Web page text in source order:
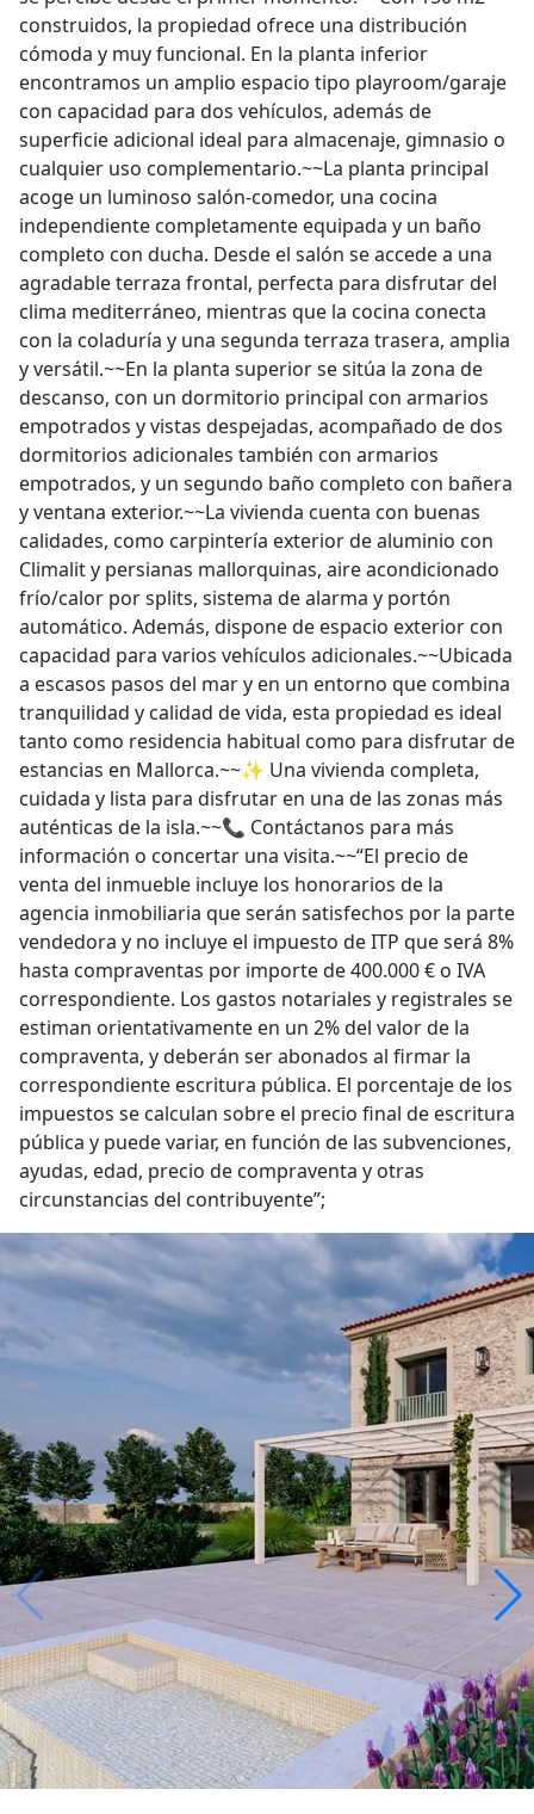
construidos, la propiedad ofrece una distribución
cómoda y muy funcional. En la planta inferior
encontramos un amplio espacio tipo playroom/garaje
con capacidad para dos vehículos, además de
superficie adicional ideal para almacenaje, gimnasio o
cualquier uso complementario.~~La planta principal
acoge un luminoso salón-comedor, una cocina
independiente completamente equipada y un baño
completo con ducha. Desde el salón se accede a una
agradable terraza frontal, perfecta para disfrutar del
clima mediterráneo, mientras que la cocina conecta
con la coladuría y una segunda terraza trasera, amplia
y versátil.~~En la planta superior se sitúa la zona de
descanso, con un dormitorio principal con armarios
empotrados y vistas despejadas, acompañado de dos
dormitorios adicionales también con armarios
empotrados, y un segundo baño completo con bañera
y ventana exterior.~~La vivienda cuenta con buenas
calidades, como carpintería exterior de aluminio con
Climalit y persianas mallorquinas, aire acondicionado
frío/calor por splits, sistema de alarma y portón
automático. Además, dispone de espacio exterior con
capacidad para varios vehículos adicionales.~~Ubicada
a escasos pasos del mar y en un entorno que combina
tranquilidad y calidad de vida, esta propiedad es ideal
tanto como residencia habitual como para disfrutar de
estancias en Mallorca.~~✨ Una vivienda completa,
cuidada y lista para disfrutar en una de las zonas más
auténticas de la isla.~~📞 Contáctanos para más
información o concertar una visita.~~“El precio de
venta del inmueble incluye los honorarios de la
agencia inmobiliaria que serán satisfechos por la parte
vendedora y no incluye el impuesto de ITP que será 8%
hasta compraventas por importe de 400.000 € o IVA
correspondiente. Los gastos notariales y registrales se
estiman orientativamente en un 2% del valor de la
compraventa, y deberán ser abonados al firmar la
correspondiente escritura pública. El porcentaje de los
impuestos se calculan sobre el precio final de escritura
pública y puede variar, en función de las subvenciones,
ayudas, edad, precio de compraventa y otras
circunstancias del contribuyente”;